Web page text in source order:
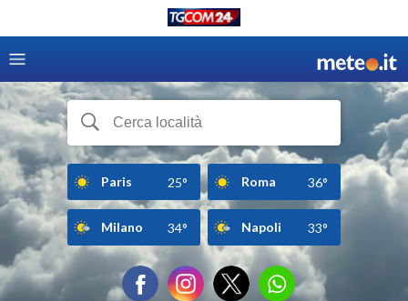
Paris 25° Roma 36°
Milano 34° Napoli 33°